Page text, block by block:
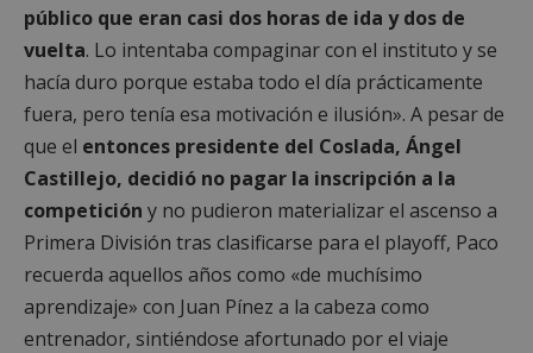
público que eran casi dos horas de ida y dos de
vuelta. Lo intentaba compaginar con el instituto y se
hacía duro porque estaba todo el día prácticamente
fuera, pero tenía esa motivación e ilusión». A pesar de
que el entonces presidente del Coslada, Ángel
Castillejo, decidió no pagar la inscripción a la
competición y no pudieron materializar el ascenso a
Primera División tras clasificarse para el playoff, Paco
recuerda aquellos años como «de muchísimo
aprendizaje» con Juan Pínez a la cabeza como
entrenador, sintiéndose afortunado por el viaje